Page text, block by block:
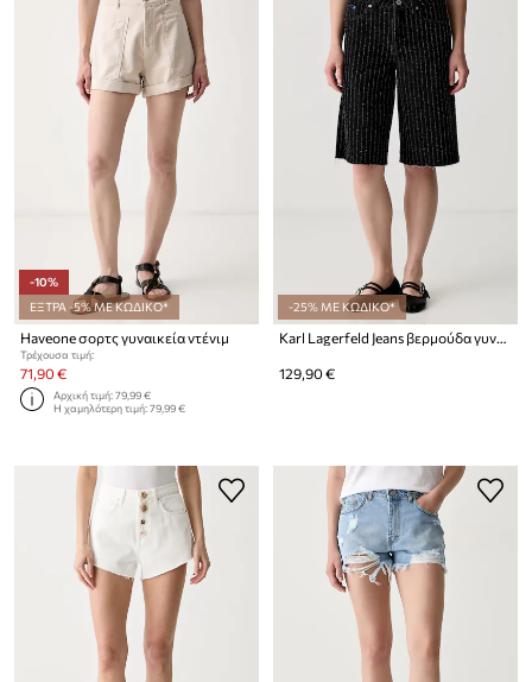
-10%
ΕΞΤΡΑ -5% ΜΕ ΚΩΔΙΚΟ*
Haveone σορτς γυναικεία ντένιμ
Τρέχουσα τιμή:
71,90 €
Αρχική τιμή:79,99 €
Η χαμηλότερη τιμή:79,99 €
-25% ΜΕ ΚΩΔΙΚΟ*
Karl Lagerfeld Jeans βερμούδα γυναικεία ντένιμ
129,90 €